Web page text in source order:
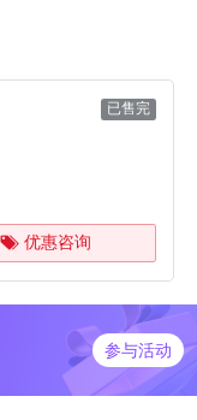
已售完
优惠咨询
参与活动